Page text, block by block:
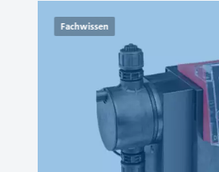
Fachwissen